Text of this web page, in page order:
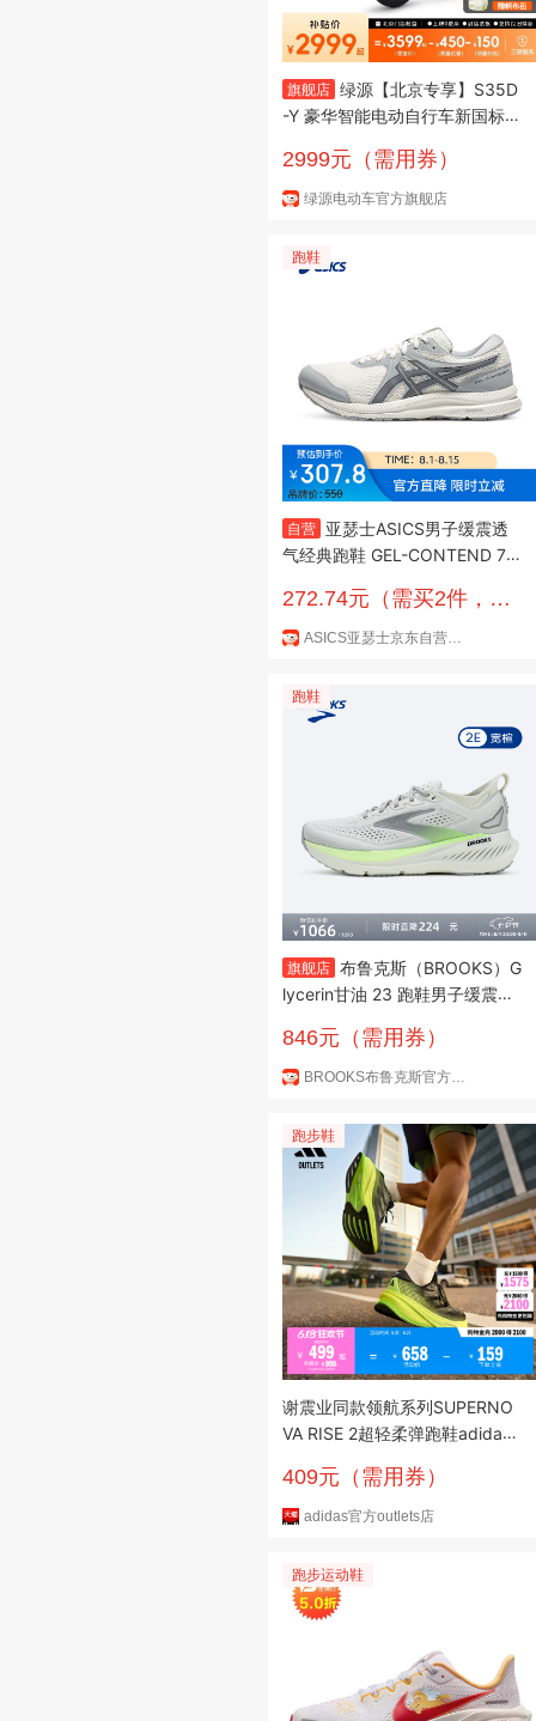
旗舰店 绿源【北京专享】S35D
-Y 豪华智能电动自行车新国标
勤代步电瓶车 到门店选颜色
2999元（需用券）
绿源电动车官方旗舰店
跑鞋
自营
亚瑟士ASICS男子缓震透
气经典跑鞋 GEL-CONTEND 7
272.74元（需买2件，需
ASICS亚瑟士京东自营旗舰店
跑鞋
旗舰店 布鲁克斯（BROOKS）G
lycerin甘油 23 跑鞋男子缓震跑
黑色 41
846元（需用券）
BROOKS布鲁克斯官方旗舰店
跑步鞋
谢震业同款领航系列SUPERNO
VA RISE 2超轻柔弹跑鞋adidas
409元（需用券）
adidas官方outlets店
跑步运动鞋